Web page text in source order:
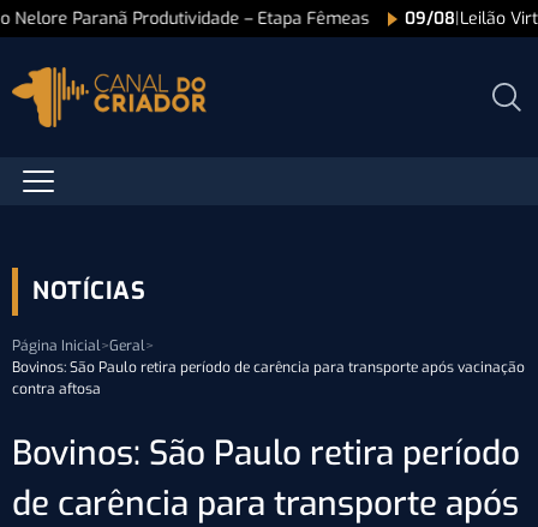
Nelore Paranã Produtividade – Etapa Fêmeas 09/08|Leilão
NOTÍCIAS
Página Inicial>Geral>
Bovinos: São Paulo retira período de carência para transporte após vacinação
contra aftosa
Bovinos: São Paulo retira período
de carência para transporte após